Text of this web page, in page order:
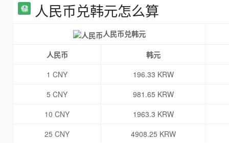
人民币兑韩元怎么算
人民币兑韩元
人民币
韩元
1 CNY
196.33 KRW
5 CNY
981.65 KRW
10 CNY
1963.3 KRW
25 CNY
4908.25 KRW